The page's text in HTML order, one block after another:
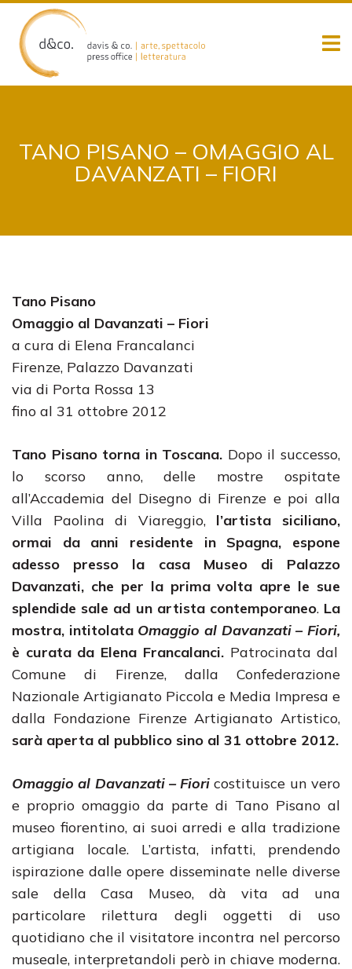
content
TANO PISANO – OMAGGIO AL
DAVANZATI – FIORI
Tano Pisano
Omaggio al Davanzati – Fiori
a cura di Elena Francalanci
Firenze, Palazzo Davanzati
via di Porta Rossa 13
fino al 31 ottobre 2012
Tano Pisano torna in Toscana. Dopo il successo,
lo scorso anno, delle mostre ospitate
all’Accademia del Disegno di Firenze e poi alla
Villa Paolina di Viareggio, l’artista siciliano,
ormai da anni residente in Spagna, espone
adesso presso la casa Museo di Palazzo
Davanzati, che per la prima volta apre le sue
splendide sale ad un artista contemporaneo. La
mostra, intitolata Omaggio al Davanzati – Fiori,
è curata da Elena Francalanci. Patrocinata dal
Comune di Firenze, dalla Confederazione
Nazionale Artigianato Piccola e Media Impresa e
dalla Fondazione Firenze Artigianato Artistico,
sarà aperta al pubblico sino al 31 ottobre 2012.
Omaggio al Davanzati – Fiori costituisce un vero
e proprio omaggio da parte di Tano Pisano al
museo fiorentino, ai suoi arredi e alla tradizione
artigiana locale. L’artista, infatti, prendendo
ispirazione dalle opere disseminate nelle diverse
sale della Casa Museo, dà vita ad una
particolare rilettura degli oggetti di uso
quotidiano che il visitatore incontra nel percorso
museale, interpretandoli però in chiave moderna.